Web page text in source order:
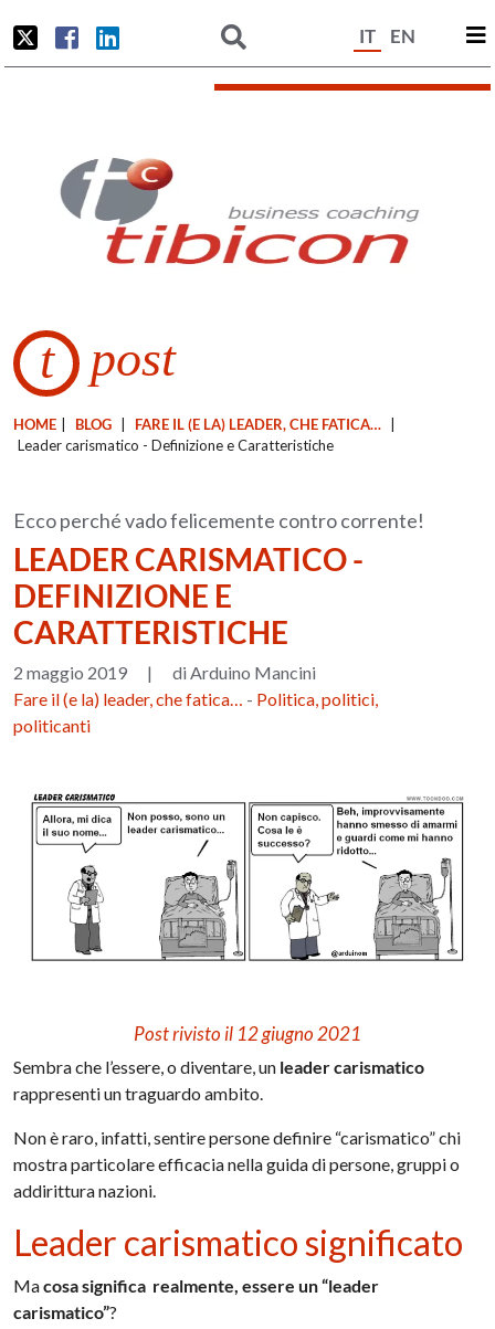
IT EN
t post
HOME BLOG FARE IL (E LA) LEADER, CHE FATICA…
Leader carismatico - Definizione e Caratteristiche
Ecco perché vado felicemente contro corrente!
LEADER CARISMATICO -
DEFINIZIONE E
CARATTERISTICHE
2 maggio 2019 |
di Arduino Mancini
Fare il (e la) leader, che fatica… - Politica, politici,
politicanti
Post rivisto il 12 giugno 2021
Sembra che l’essere, o diventare, un leader carismatico
rappresenti un traguardo ambito.
Non è raro, infatti, sentire persone definire “carismatico” chi
mostra particolare efficacia nella guida di persone, gruppi o
addirittura nazioni.
Leader carismatico significato
Macosa significa realmente, essere un “leader
carismatico”?